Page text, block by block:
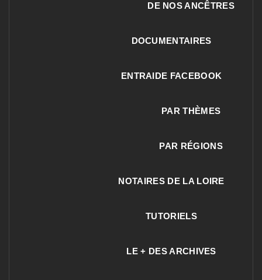
DE NOS ANCÊTRES
DOCUMENTAIRES
ENTRAIDE FACEBOOK
PAR THÈMES
PAR RÉGIONS
NOTAIRES DE LA LOIRE
TUTORIELS
LE + DES ARCHIVES